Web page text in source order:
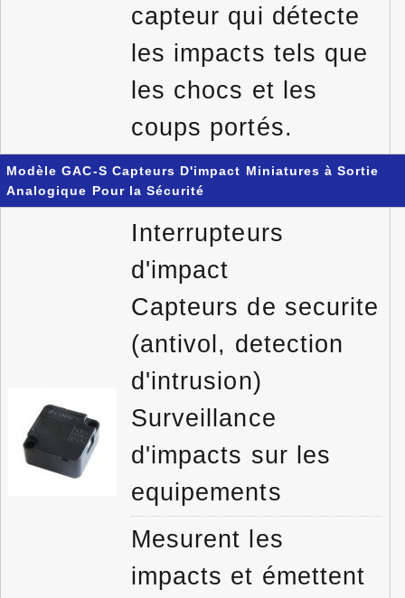
capteur qui détecte
les impacts tels que
les chocs et les
coups portés.
Modèle GAC-S Capteurs D'impact Miniatures à Sortie
Analogique Pour la Sécurité
Interrupteurs
d'impact
Capteurs de securite
(antivol, detection
d'intrusion)
Surveillance
d'impacts sur les
equipements
Mesurent les
impacts et émettent